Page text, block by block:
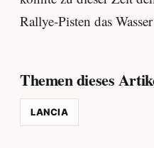
Rallye-Pisten das
Themen dieses
LANCIA